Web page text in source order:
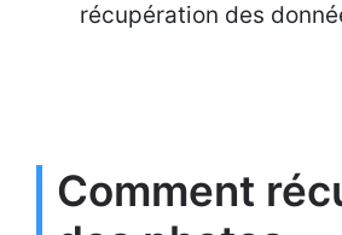
récupération des
Comment